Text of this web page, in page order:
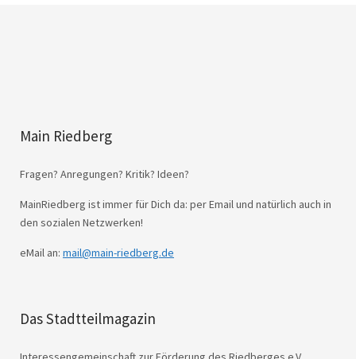
Main Riedberg
Fragen? Anregungen? Kritik? Ideen?
MainRiedberg ist immer für Dich da: per Email und natürlich auch in
den sozialen Netzwerken!
eMail an: mail@main-riedberg.de
Das Stadtteilmagazin